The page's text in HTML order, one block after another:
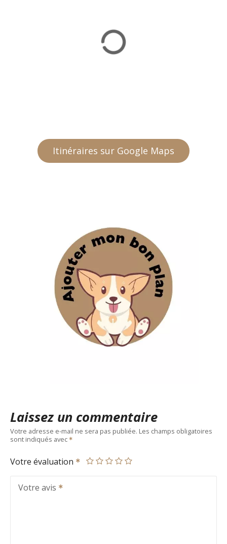
Itinéraires sur Google Maps
Laissez un commentaire
Votre adresse e-mail ne sera pas publiée. Les champs obligatoires
sont indiqués avec
Votre évaluation
Votre avis